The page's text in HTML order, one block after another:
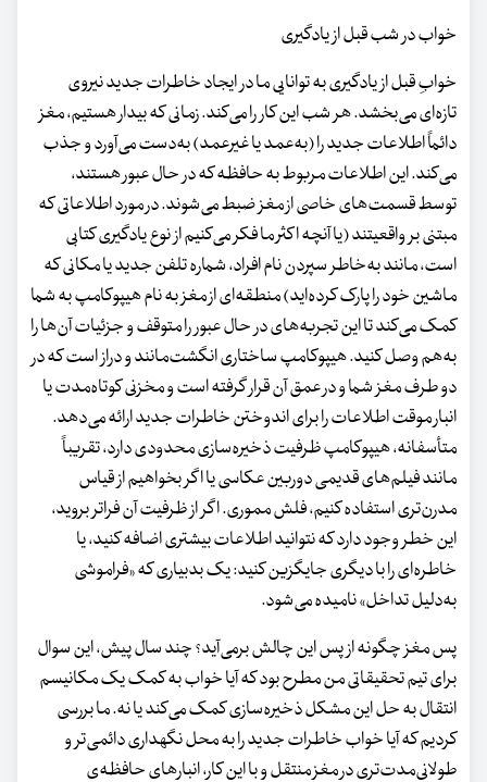
خواب در شب قبل از یادگیری
خوابِ قبل از یادگیری به توانایی ما در ایجاد خاطرات جدید نیروی
تازه‌ای می‌بخشد. هر شب این کار را می‌کند. زمانی که بیدار هستیم، مغز
دائماً اطلاعات جدید را (به‌عمد یا غیر‌عمد) به‌دست می‌آورد و جذب
می‌کند. این اطلاعات مربوط به حافظه که در حال عبور هستند،
توسط قسمت‌های خاصی از مغز ضبط می‌شوند. در مورد اطلاعاتی که
مبتنی بر واقعیتند (یا آنچه اکثر ما فکر می‌کنیم از نوع یادگیری کتابی
است، مانند به‌خاطر سپردن نام افراد، شماره تلفن جدید یا مکانی که
ماشین خود را پارک کرده‌اید) منطقه‌ای از مغز به نام هیپوکامپ به شما
کمک می‌کند تا این تجربه‌های در حال عبور را متوقف و جزئیات آن‌ها را
به‌هم وصل کنید. هیپوکامپ ساختاری انگشت‌مانند و دراز است که در
دو طرف مغز شما و در عمق آن قرار گرفته است و مخزنی کوتاه‌مدت یا
انبار موقت اطلاعات را برای اندوختن خاطرات جدید ارائه می‌دهد.
متأسفانه، هیپوکامپ ظرفیت ذخیره‌سازی محدودی دارد، تقریباً
مانند فیلم‌های قدیمی دوربین عکاسی یا اگر بخواهیم از قیاس
مدرن‌تری استفاده کنیم، فلش مموری. اگر از ظرفیت آن فراتر بروید،
این خطر وجود دارد که نتوانید اطلاعات بیشتری اضافه کنید، یا
خاطره‌ای را با دیگری جایگزین کنید: یک بدبیاری که «فراموشی
به‌دلیل تداخل» نامیده می‌شود.
پس مغز چگونه از پس این چالش برمی‌آید؟ چند سال پیش، این سوال
برای تیم تحقیقاتی من مطرح بود که آیا خواب به کمک یک مکانیسم
انتقال به حل این مشکل ذخیره‌سازی کمک می‌کند یا نه. ما بررسی
کردیم که آیا خواب خاطرات جدید را به محل نگهداری دائمی‌تر و
طولانی‌مدت‌تری در مغز منتقل و با این کار، انبار‌های حافظه‌ی